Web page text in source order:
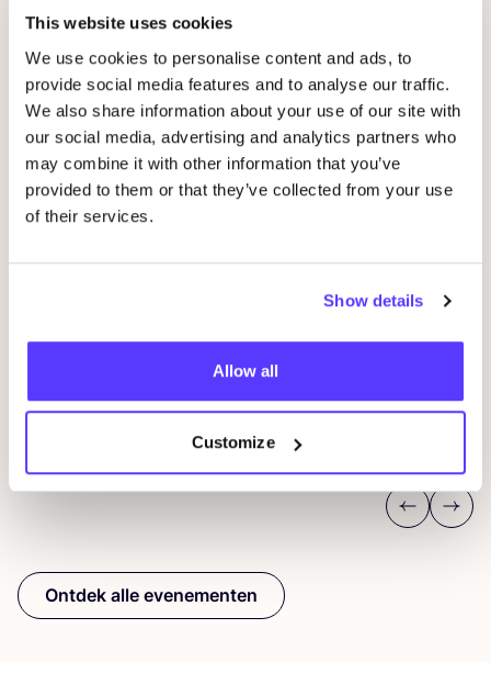
This website uses cookies
We use cookies to personalise content and ads, to
provide social media features and to analyse our traffic.
We also share information about your use of our site with
our social media, advertising and analytics partners who
may combine it with other information that you’ve
provided to them or that they’ve collected from your use
of their services.
Show details
Allow all
Customize
Andere evenementen
Previous
Next
Ontdek alle evenementen